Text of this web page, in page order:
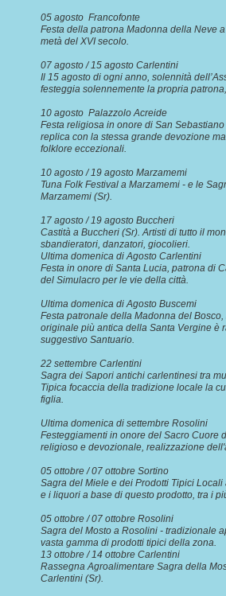
05 agosto Francofonte
Festa della patrona Madonna della Neve
metà del XVI secolo.
07 agosto / 15 agosto Carlentini
Il 15 agosto di ogni anno, solennità
festeggia solennemente la propria
10 agosto Palazzolo Acreide
Festa religiosa in onore di San
replica con la stessa grande devozione
folklore eccezionali.
10 agosto / 19 agosto Marzamemi
Tuna Folk Festival a Marzamemi - e le
Marzamemi (Sr).
17 agosto / 19 agosto Buccheri
Castità a Buccheri (Sr). Artisti di tutto il
sbandieratori, danzatori, giocolieri.
Ultima domenica di Agosto Carlentini
Festa in onore di Santa Lucia, patrona di
del Simulacro per le vie della città.
Ultima domenica di Agosto Buscemi
Festa patronale della Madonna del
originale più antica della Santa Vergine è
suggestivo Santuario.
22 settembre Carlentini
Sagra dei Sapori antichi carlentinesi tra
Tipica focaccia della tradizione locale la
figlia.
Ultima domenica di settembre Rosolini
Festeggiamenti in onore del Sacro Cuore
religioso e devozionale, realizzazione
05 ottobre / 07 ottobre Sortino
Sagra del Miele e dei Prodotti Tipici
e i liquori a base di questo prodotto, tra
05 ottobre / 07 ottobre Rosolini
Sagra del Mosto a Rosolini - tradizionale
vasta gamma di prodotti tipici della
13 ottobre / 14 ottobre Carlentini
Rassegna Agroalimentare Sagra della
Carlentini (Sr).